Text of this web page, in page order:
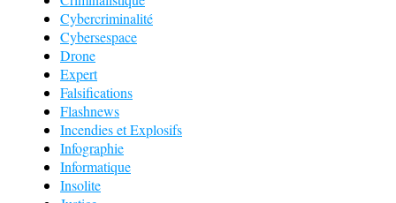
Cybercriminalité
Cybersespace
Drone
Expert
Falsifications
Flashnews
Incendies et Explosifs
Infographie
Informatique
Insolite